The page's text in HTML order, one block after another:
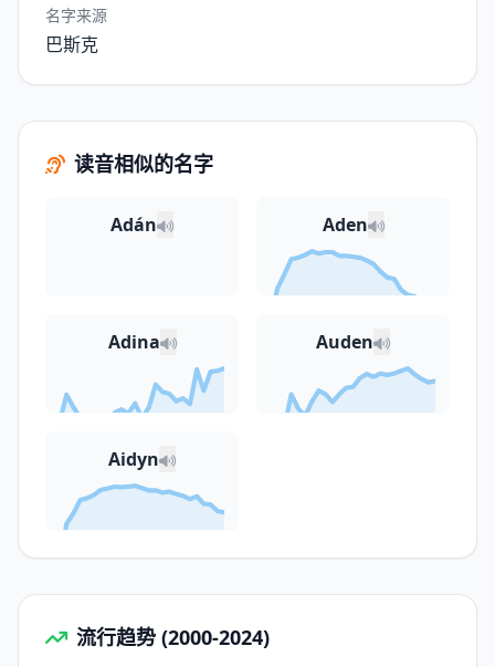
名字来源
巴斯克
读音相似的名字
Adán Aden
Adina Auden
Aidyn
流行趋势 (2000-2024)